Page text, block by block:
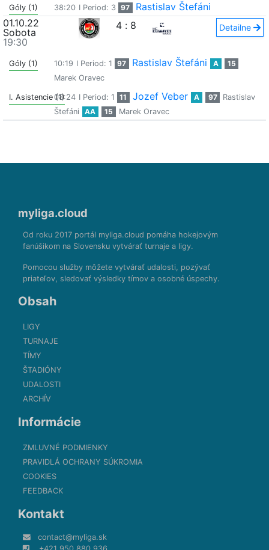
Góly (1) 38:20 I Period: 3 97
Rastislav Štefáni
01.10.22
Sobota
19:30
4 : 8 Detailne
Góly (1) 10:19 I Period: 1 97 Rastislav Štefáni A
15
Marek Oravec
I. Asistencie (1)08:24 I Period: 1 11 Jozef Veber A 97
Rastislav
Štefáni
AA 15 Marek Oravec
myliga.cloud
Od roku 2017 portál myliga.cloud pomáha hokejovým
fanúšikom na Slovensku vytvárať turnaje a ligy.
Pomocou služby môžete vytvárať udalosti, pozývať
priateľov, sledovať výsledky tímov a osobné úspechy.
Obsah
LIGY
TURNAJE
TÍMY
ŠTADIÓNY
UDALOSTI
ARCHÍV
Informácie
ZMLUVNÉ PODMIENKY
PRAVIDLÁ OCHRANY SÚKROMIA
COOKIES
FEEDBACK
Kontakt
contact@myliga.sk